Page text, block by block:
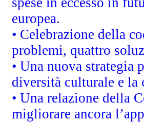
europea.
• Celebrazione della
problemi, quattro
• Una nuova strategia
diversità culturale e
• Una relazione della
migliorare ancora